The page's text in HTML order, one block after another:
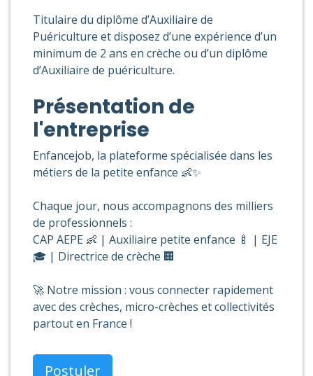
Titulaire du diplôme d’Auxiliaire de
Puériculture et disposez d’une expérience d’un
minimum de 2 ans en crèche ou d’un diplôme
d’Auxiliaire de puériculture.
Présentation de
l'entreprise
Enfancejob, la plateforme spécialisée dans les
métiers de la petite enfance 👶✨
Chaque jour, nous accompagnons des milliers
de professionnels :
CAP AEPE 👶 | Auxiliaire petite enfance 🍼 | EJE
🎓 | Directrice de crèche 🏢
🚀 Notre mission : vous connecter rapidement
avec des crèches, micro-crèches et collectivités
partout en France !
Postuler